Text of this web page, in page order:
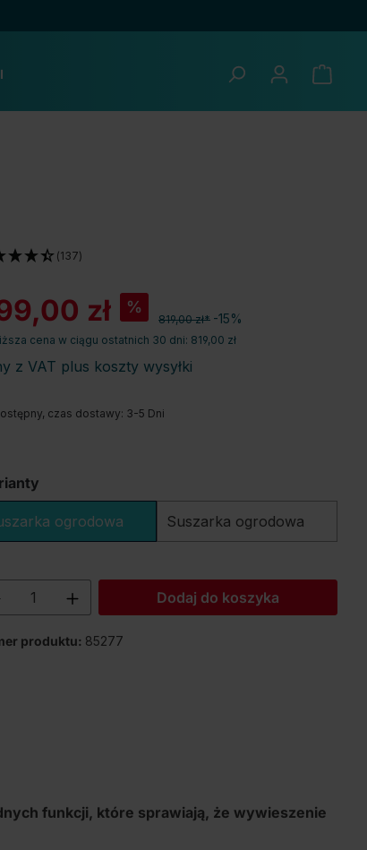
zł %
819,00 zł* -15%
cena w ciągu ostatnich 30 dni: 819,00 zł
z VAT plus koszty wysyłki
(137)
czas dostawy: 3-5 Dni
ogrodowa Suszarka ogrodowa
produktu: Wprowadź żądaną
Dodaj do koszyka
produktu: 85277
funkcji, które sprawiają, że wywieszenie